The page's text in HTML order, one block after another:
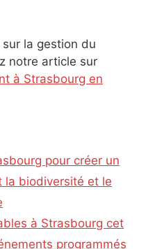
sur la gestion du
notre article sur
à Strasbourg en
pour créer un
la biodiversité et le
à Strasbourg cet
programmés